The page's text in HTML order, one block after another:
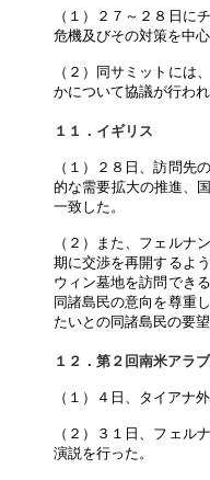
（１）２７～２８日に
危機及びその対策を中
（２）同サミットには
かについて協議が行わ
１１．イギリス
（１）２８日、訪問先
的な需要拡大の推進、
一致した。
（２）また、フェルナ
期に交渉を再開するよ
ウィン墓地を訪問でき
同諸島民の意向を尊重
たいとの同諸島民の要
１２．第２回南米アラ
（１）４日、タイアナ
（２）３１日、フェル
演説を行った。